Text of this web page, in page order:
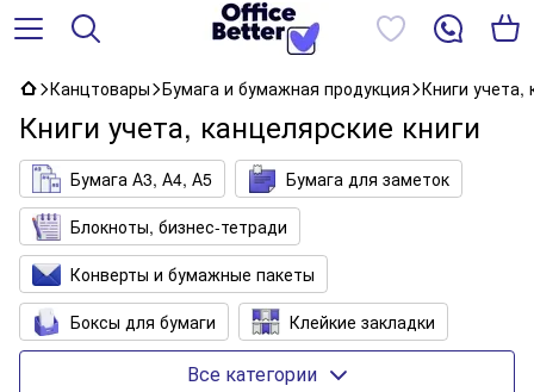
Канцтовары Бумага и бумажная продукция Книги учета,
Книги учета, канцелярские книги
Бумага А3, А4, А5
Бумага для заметок
Блокноты, бизнес-тетради
Конверты и бумажные пакеты
Боксы для бумаги
Клейкие закладки
Книги учета, канцелярские книги
Все категории